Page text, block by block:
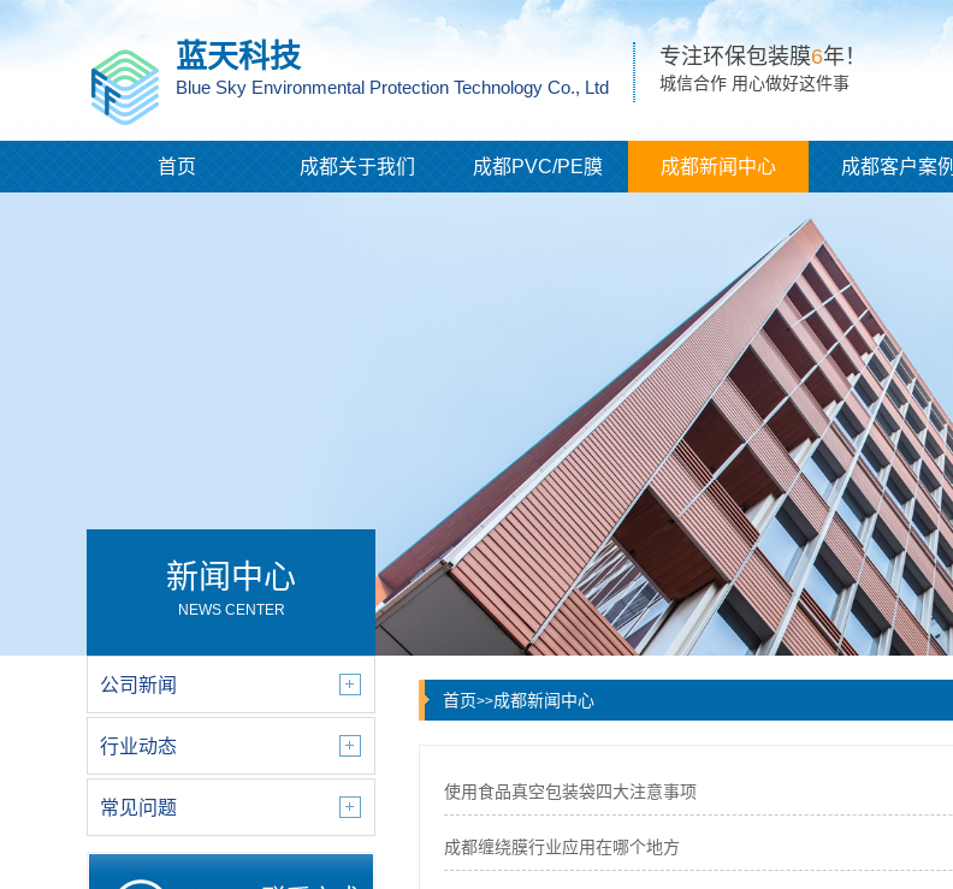
蓝天科技
Blue Sky Environmental Protection Technology Co., Ltd
专注环保包装膜6年！
城信合作 用心做好这件事
首页 成都关于我们 成都PVC/PE膜 成都新闻中心 成都客户案例
新闻中心
NEWS CENTER
公司新闻
行业动态
常见问题
首页>>成都新闻中心
使用食品真空包装袋四大注意事项
成都缠绕膜行业应用在哪个地方